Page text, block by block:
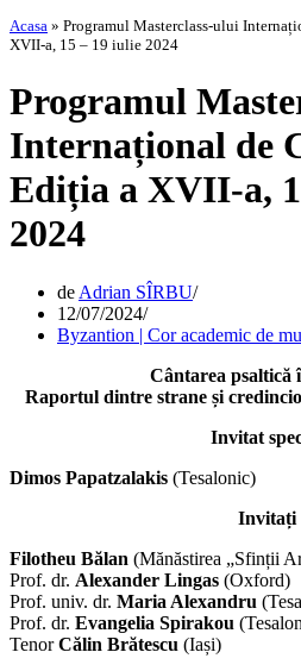
Acasa » Programul Masterclass-ului
XVII-a, 15 – 19 iulie 2024
Programul
Internațional de
Ediția a XVII-a,
2024
de Adrian SÎRBU
12/07/2024
Byzantion | Cor academic de
Cântarea psaltică
Raportul dintre strane și
Invitat
Dimos Papatzalakis (Tesalonic)
Invitați
Filotheu Bălan (Mănăstirea „Sfinții
Prof. dr. Alexander Lingas (Oxford)
Prof. univ. dr. Maria Alexandru
Prof. dr. Evangelia Spirakou
TenorCălin Brătescu (Iași)